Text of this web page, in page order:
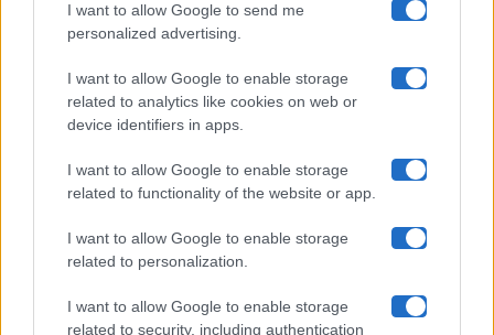
I want to allow Google to send me
personalized advertising.
I want to allow Google to enable storage
related to analytics like cookies on web or
device identifiers in apps.
I want to allow Google to enable storage
related to functionality of the website or app.
I want to allow Google to enable storage
related to personalization.
I want to allow Google to enable storage
related to security, including authentication
Chi siamo
Collabora con noi
Contatti
Privacy Policy
Cookie Policy